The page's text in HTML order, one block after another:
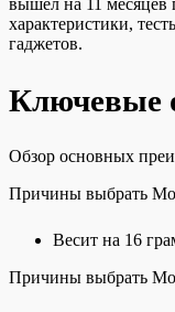
вышел на 11
характеристики,
гаджетов.
Ключевые
Обзор основных
Причины выбрать
Весит на 16
Причины выбрать